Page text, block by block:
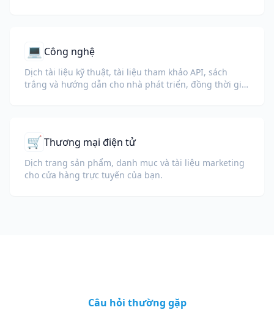
💻 Công nghệ
Dịch tài liệu kỹ thuật, tài liệu tham khảo API, sách
trắng và hướng dẫn cho nhà phát triển, đồng thời giữ
🛒Thương mại điện tử
Dịch trang sản phẩm, danh mục và tài liệu marketing
cho cửa hàng trực tuyến của bạn.
Câu hỏi thường gặp